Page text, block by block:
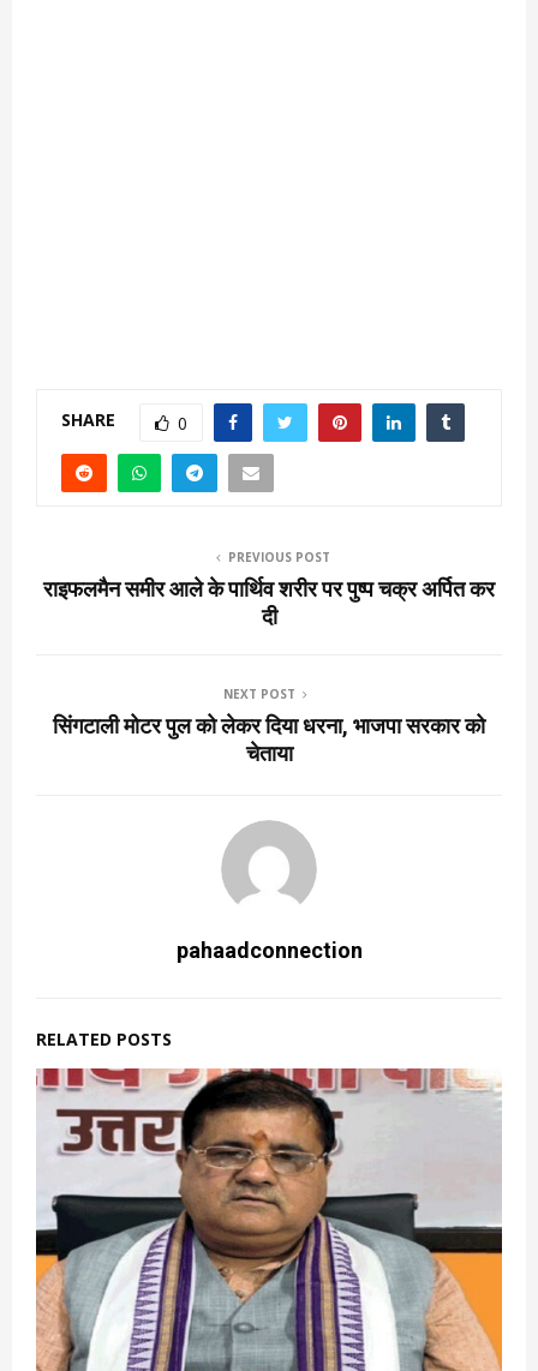
SHARE 0
PREVIOUS POST
राइफलमैन समीर आले के पार्थिव शरीर पर पुष्प चक्र अर्पित कर
दी
NEXT POST
सिंगटाली मोटर पुल को लेकर दिया धरना, भाजपा सरकार को
चेताया
pahaadconnection
RELATED POSTS